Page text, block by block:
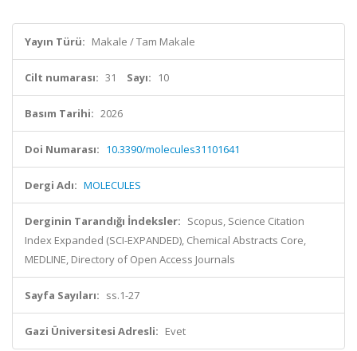
Yayın Türü: Makale / Tam Makale
Cilt numarası: 31 Sayı: 10
Basım Tarihi: 2026
Doi Numarası: 10.3390/molecules31101641
Dergi Adı: MOLECULES
Derginin Tarandığı İndeksler: Scopus, Science Citation
Index Expanded (SCI-EXPANDED), Chemical Abstracts Core,
MEDLINE, Directory of Open Access Journals
Sayfa Sayıları: ss.1-27
Gazi Üniversitesi Adresli: Evet